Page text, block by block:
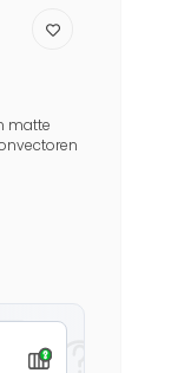
matte